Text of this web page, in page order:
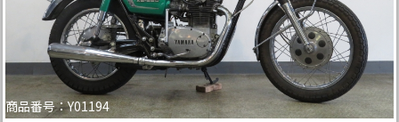
商品番号：Y01194